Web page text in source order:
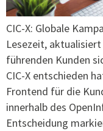
CIC-X: Globale
Lesezeit, aktualisiert
führenden Kunden
CIC-X entschieden
Frontend für die
innerhalb des
Entscheidung